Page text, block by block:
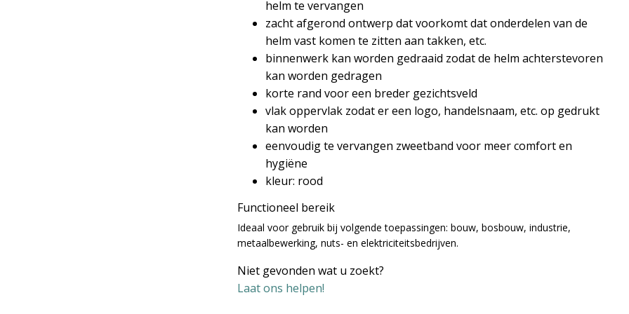
helm te vervangen
zacht afgerond ontwerp dat voorkomt dat onderdelen van de
helm vast komen te zitten aan takken, etc.
binnenwerk kan worden gedraaid zodat de helm achterstevoren
kan worden gedragen
korte rand voor een breder gezichtsveld
vlak oppervlak zodat er een logo, handelsnaam, etc. op gedrukt
kan worden
eenvoudig te vervangen zweetband voor meer comfort en
hygiëne
kleur: rood
Functioneel bereik
Ideaal voor gebruik bij volgende toepassingen: bouw, bosbouw, industrie,
metaalbewerking, nuts- en elektriciteitsbedrijven.
Niet gevonden wat u zoekt?
Laat ons helpen!